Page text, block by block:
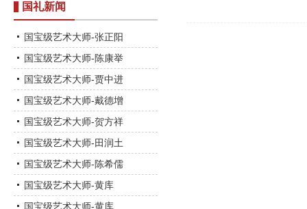
国礼新闻
国宝级艺术大师-张正阳
国宝级艺术大师-陈康举
国宝级艺术大师-贾中进
国宝级艺术大师-戴德增
国宝级艺术大师-贺方祥
国宝级艺术大师-田润土
国宝级艺术大师-陈希儒
国宝级艺术大师-黄库
国宝级艺术大师-黄库